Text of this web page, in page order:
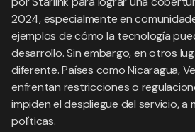
2024, especialmente en
ejemplos de cómo la tecnología
desarrollo. Sin embargo, en otros
diferente. Países como Nicaragua,
enfrentan restricciones o
impiden el despliegue del servicio, a
políticas.